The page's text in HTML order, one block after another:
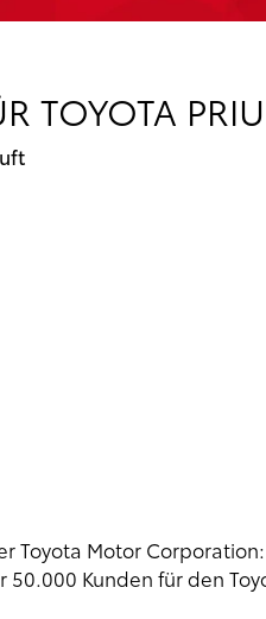
TOYOTA
Toyota Motor
Kunden für den